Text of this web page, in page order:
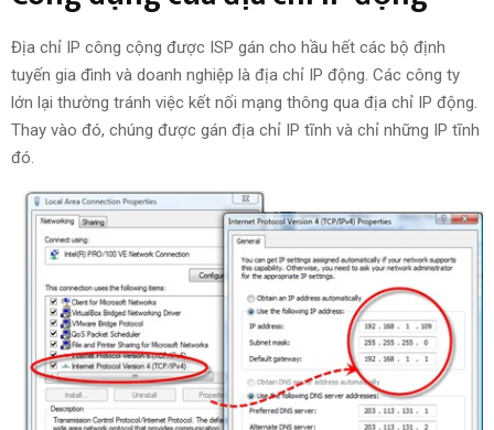
Địa chỉ IP công cộng được ISP gán cho hầu hết các bộ định
tuyến gia đình và doanh nghiệp là địa chỉ IP động. Các công ty
lớn lại thường tránh việc kết nối mạng thông qua địa chỉ IP động.
Thay vào đó, chúng được gán địa chỉ IP tĩnh và chỉ những IP tĩnh
đó.